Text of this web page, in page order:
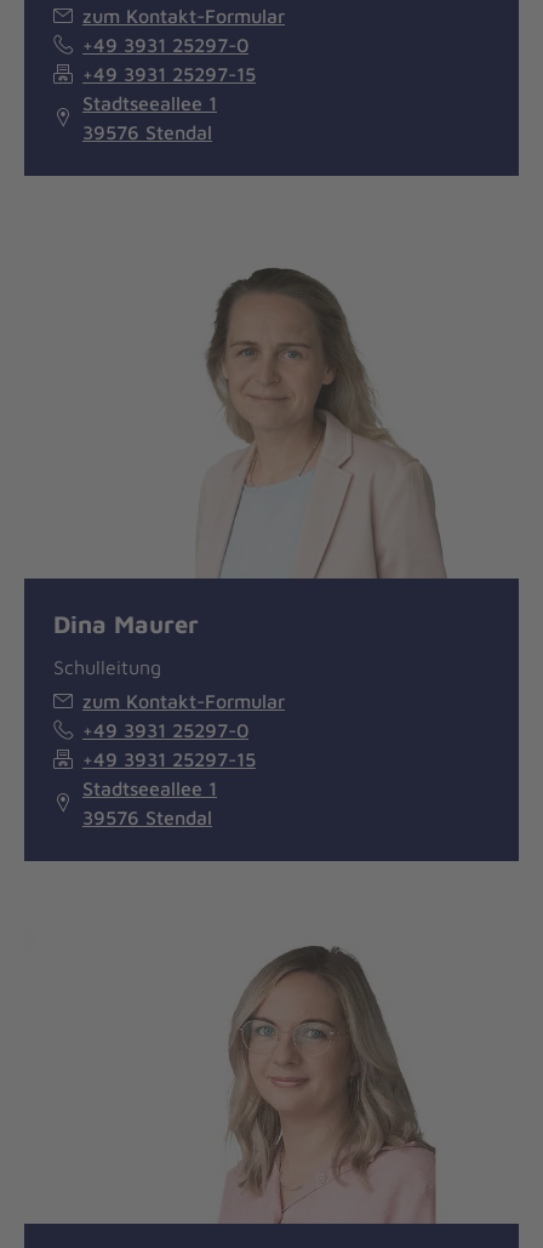
zum Kontakt-Formular
+49 3931 25297-0
+49 3931 25297-15
Stadtseeallee 1
39576 Stendal
Dina Maurer
Schulleitung
zum Kontakt-Formular
+49 3931 25297-0
+49 3931 25297-15
Stadtseeallee 1
39576 Stendal